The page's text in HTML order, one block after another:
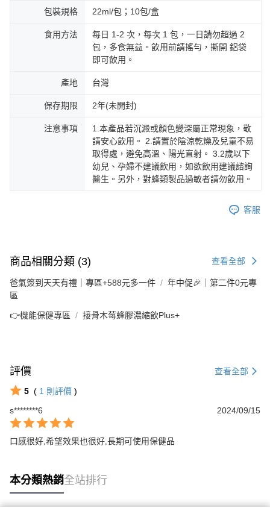
包裝規格 22ml/包；10包/盒
食用方法
每日 1-2 次，每次 1 包，一日請勿超過 2
包，多食無益。飲用前請搖勻，撕開 鋁袋
即可飲用。
產地 台灣
保存期限 2年(未開封)
注意事項
1.本產品若沉澱或顏色變深屬正常現象，敬
請安心飲用。 2.請置於陰涼乾燥及兒童不易
取得處，避免高溫、陽光直射。 3.2歲以下
幼兒、孕婦不建議飲用，如欲飲用建議諮詢
醫生。另外，對蜂類製品過敏者請勿飲用。
客服
商品相關分類 (3) 查看全部
爸氣簽到天天有禮｜專區+588元多一件
年中促🎉｜第二件0元專
區
👉機能保健專區 接骨木莓蜂膠濃縮飲Plus+
評價 查看全部
5 ( 1 則評價 )
s********6
2024/09/15
口感很好,希望效果也很好,長期可使用保健品
本分類熱銷全站排行